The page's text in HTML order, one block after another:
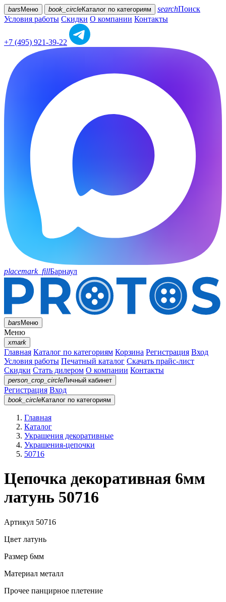
bars Меню book_circleКаталог по категориям searchПоиск
Условия работы Скидки О компании Контакты
+7 (495) 921-39-22
placemark_fillБарнаул
barsМеню
Меню
xmark
Главная Каталог по категориям Корзина Регистрация Вход
Условия работы Печатный каталог Скачать прайс-лист
Скидки Стать дилером О компании Контакты
person_crop_circleЛичный кабинет
Регистрация Вход
book_circleКаталог по категориям
Главная
Каталог
Украшения декоративные
Украшения-цепочки
50716
Цепочка декоративная 6мм
латунь 50716
Артикул 50716
Цвет латунь
Размер 6мм
Материал металл
Прочее панцирное плетение